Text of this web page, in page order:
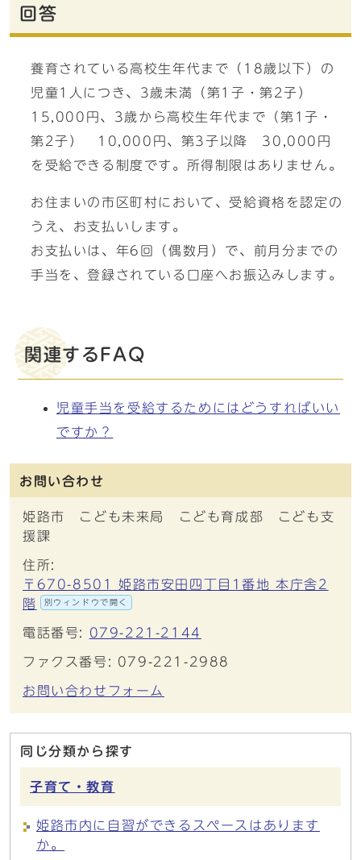
回答
養育されている高校生年代まで（18歳以下）の
児童1人につき、3歳未満（第1子・第2子）
15,000円、3歳から高校生年代まで（第1子・
第2子） 10,000円、第3子以降 30,000円
を受給できる制度です。所得制限はありません。
お住まいの市区町村において、受給資格を認定の
うえ、お支払いします。
お支払いは、年6回（偶数月）で、前月分までの
手当を、登録されている口座へお振込みします。
関連するFAQ
児童手当を受給するためにはどうすればいい
ですか？
お問い合わせ
姫路市 こども未来局 こども育成部 こども支
援課
住所:
〒670-8501 姫路市安田四丁目1番地 本庁舎2
階
別ウィンドウで開く
電話番号: 079-221-2144
ファクス番号: 079-221-2988
お問い合わせフォーム
同じ分類から探す
子育て・教育
姫路市内に自習ができるスペースはあります
か。